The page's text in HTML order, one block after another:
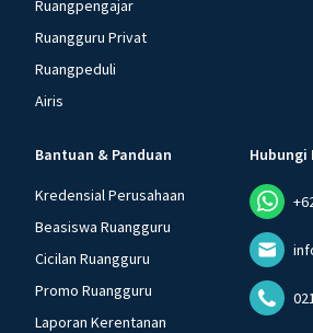
Ruangpengajar
Ruangguru Privat
Ruangpeduli
Airis
Bantuan & Panduan
Kredensial Perusahaan
Beasiswa Ruangguru
Cicilan Ruangguru
Promo Ruangguru
Laporan Kerentanan
Hubungi